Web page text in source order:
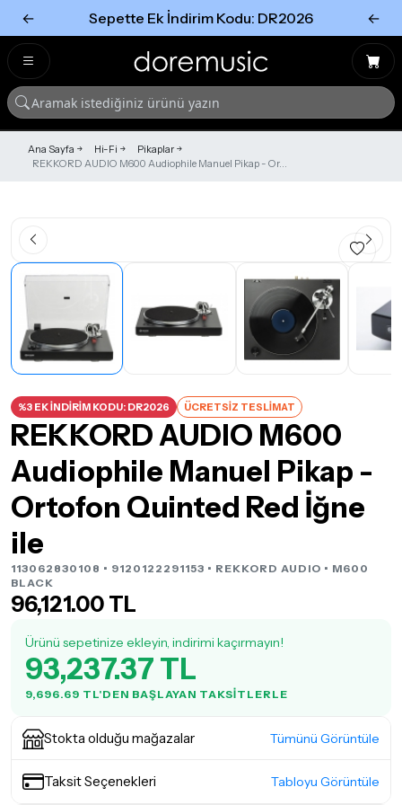
← Sepette Ek İndirim Kodu: DR2026 ←
Ana Sayfa Hi-Fi
Pikaplar
REKKORD AUDIO M600 Audiophile Manuel Pikap - Or...
%3 EK İNDİRİM KODU: DR2026 ÜCRETSİZ TESLİMAT
REKKORD AUDIO M600
Audiophile Manuel Pikap -
Ortofon Quinted Red İğne
ile
113062830108 • 9120122291153 • REKKORD AUDIO • M600
BLACK
96,121.00 TL
Ürünü sepetinize ekleyin, indirimi kaçırmayın!
93,237.37 TL
9,696.69 TL'DEN BAŞLAYAN TAKSITLERLE
Stokta olduğu mağazalar Tümünü Görüntüle
Taksit Seçenekleri Tabloyu Görüntüle
Tümünü Gör
Tümünü gör